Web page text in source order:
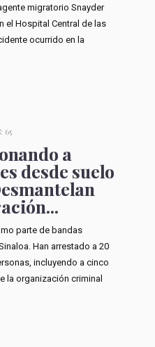
migratorio Snayder
el Hospital Central de las
ocurrido en la
65
a
desde suelo
parte de bandas
Han arrestado a 20
incluyendo a cinco
la organización criminal